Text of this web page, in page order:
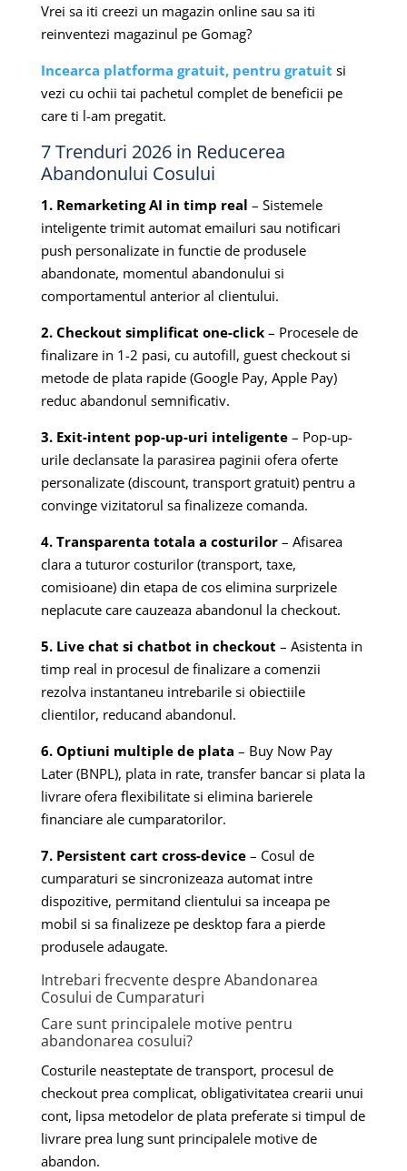
Vrei sa iti creezi un magazin online sau sa iti
reinventezi magazinul pe Gomag?
Incearca platforma gratuit, pentru gratuit si
vezi cu ochii tai pachetul complet de beneficii pe
care ti l-am pregatit.
7 Trenduri 2026 in Reducerea
Abandonului Cosului
1. Remarketing AI in timp real – Sistemele
inteligente trimit automat emailuri sau notificari
push personalizate in functie de produsele
abandonate, momentul abandonului si
comportamentul anterior al clientului.
2. Checkout simplificat one-click– Procesele de
finalizare in 1-2 pasi, cu autofill, guest checkout si
metode de plata rapide (Google Pay, Apple Pay)
reduc abandonul semnificativ.
3. Exit-intent pop-up-uri inteligente– Pop-up-
urile declansate la parasirea paginii ofera oferte
personalizate (discount, transport gratuit) pentru a
convinge vizitatorul sa finalizeze comanda.
4. Transparenta totala a costurilor– Afisarea
clara a tuturor costurilor (transport, taxe,
comisioane) din etapa de cos elimina surprizele
neplacute care cauzeaza abandonul la checkout.
5. Live chat si chatbot in checkout – Asistenta in
timp real in procesul de finalizare a comenzii
rezolva instantaneu intrebarile si obiectiile
clientilor, reducand abandonul.
6. Optiuni multiple de plata – Buy Now Pay
Later (BNPL), plata in rate, transfer bancar si plata la
livrare ofera flexibilitate si elimina barierele
financiare ale cumparatorilor.
7. Persistent cart cross-device– Cosul de
cumparaturi se sincronizeaza automat intre
dispozitive, permitand clientului sa inceapa pe
mobil si sa finalizeze pe desktop fara a pierde
produsele adaugate.
Intrebari frecvente despre Abandonarea
Cosului de Cumparaturi
Care sunt principalele motive pentru
abandonarea cosului?
Costurile neasteptate de transport, procesul de
checkout prea complicat, obligativitatea crearii unui
cont, lipsa metodelor de plata preferate si timpul de
livrare prea lung sunt principalele motive de
abandon.